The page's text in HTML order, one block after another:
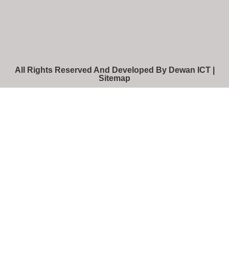
All Rights Reserved And Developed By Dewan ICT |
Sitemap